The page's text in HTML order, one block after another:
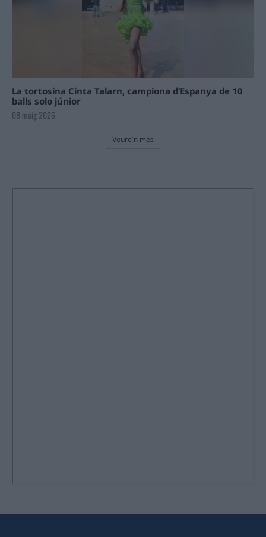
La tortosina Cinta Talarn, campiona d’Espanya de 10
balls solo júnior
08 maig 2026
Veure'n més